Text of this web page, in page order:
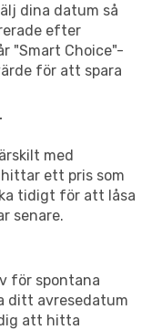
dina datum så
efter
"Smart Choice"-
för att spara
med
ett pris som
tidigt för att låsa
senare.
för spontana
ditt avresedatum
att hitta